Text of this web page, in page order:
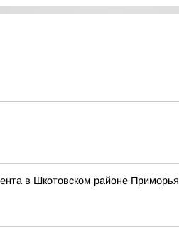
в Шкотовском районе Приморья